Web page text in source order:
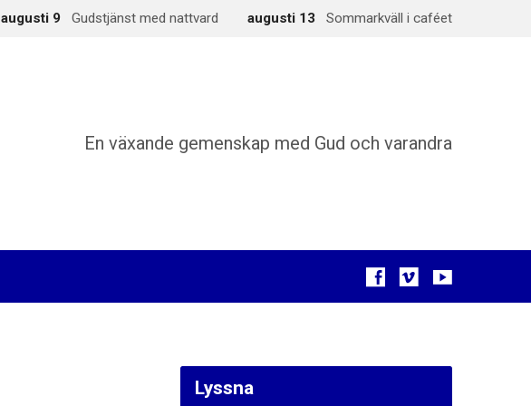
augusti 9 Gudstjänst med nattvard augusti 13 Sommarkväll i caféet
En växande gemenskap med Gud och varandra
Lyssna